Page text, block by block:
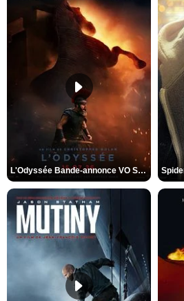
L'Odyssée Bande-annonce VO STFR